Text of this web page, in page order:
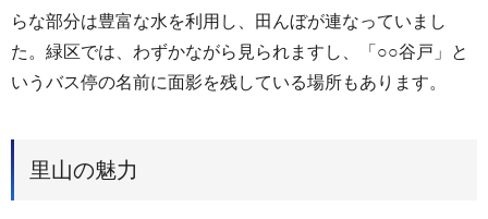
らな部分は豊富な水を利用し、田んぼが連なっていまし
た。緑区では、わずかながら見られますし、「○○谷戸」と
いうバス停の名前に面影を残している場所もあります。
里山の魅力